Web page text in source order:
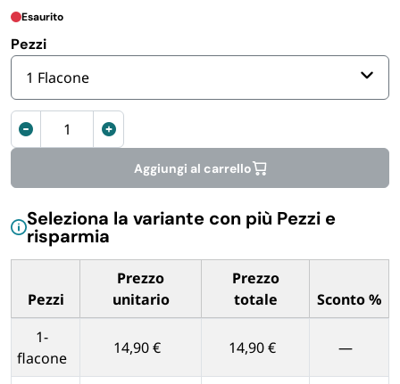
PERSONA E MEDICALI
AVVOLGENTI E CONTENITORI ALIMENTARI
PET
FORNITURE SETTORE HO.RE.CA
BIODEGRADABILE
Esaurito
Pezzi
1 Flacone
Sapone
Liquido
370
con
Dispenser
Parete
in
Plastica
quantità
Aggiungi al carrello
Seleziona la variante con più Pezzi e
risparmia
Tabella dei prezzi unitari in base alla quantità di Pezzi
Pezzi
Prezzo
unitario
Prezzo
totale
Sconto %
1-
flacone
14,90 € 14,90 € —